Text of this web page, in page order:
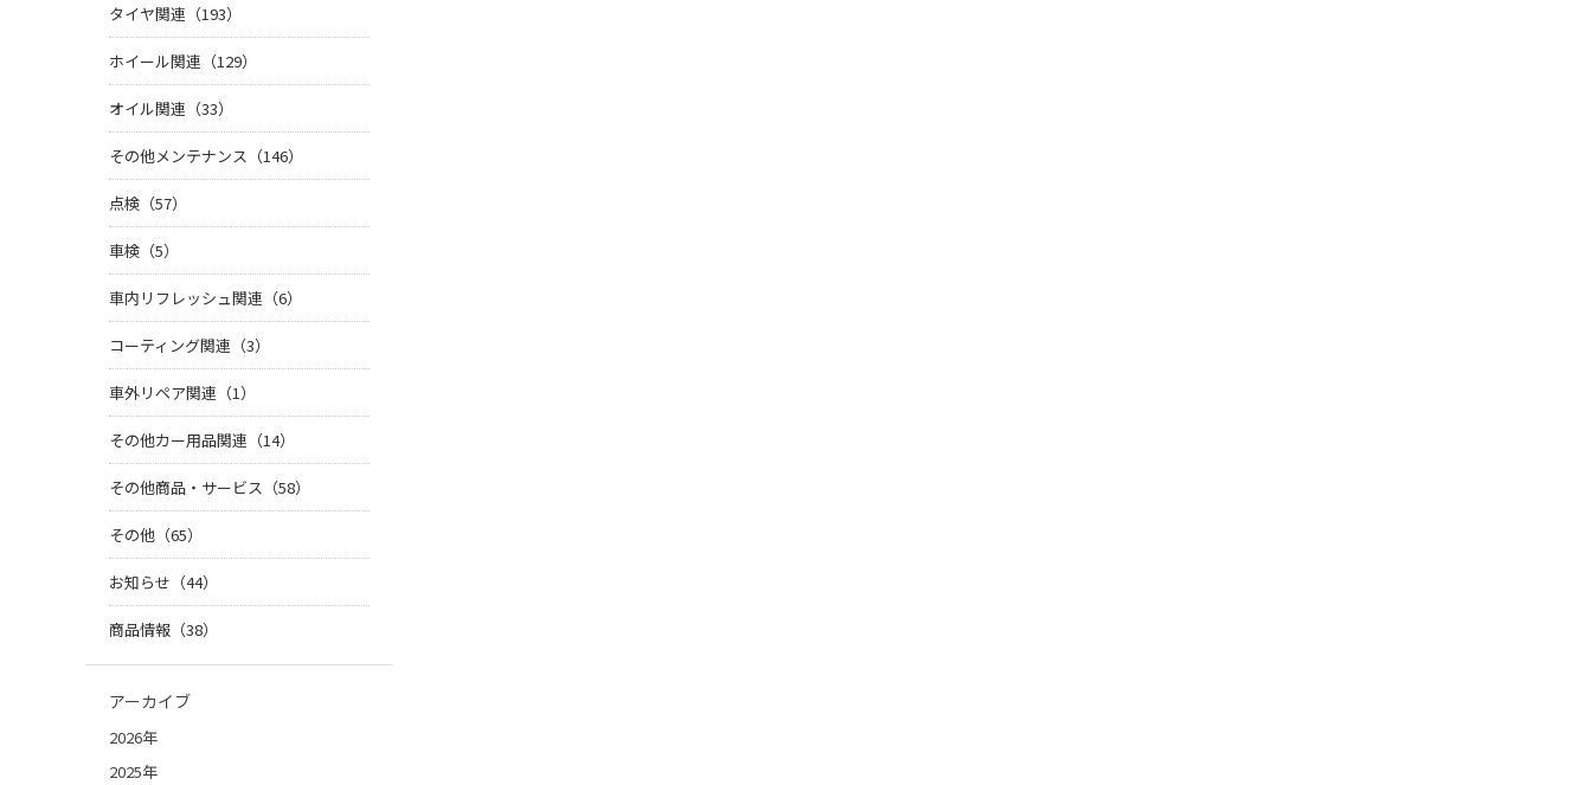
タイヤ関連（193）
ホイール関連（129）
オイル関連（33）
その他メンテナンス（146）
点検（57）
車検（5）
車内リフレッシュ関連（6）
コーティング関連（3）
車外リペア関連（1）
その他カー用品関連（14）
その他商品・サービス（58）
その他（65）
お知らせ（44）
商品情報（38）
アーカイブ
2026年
2025年